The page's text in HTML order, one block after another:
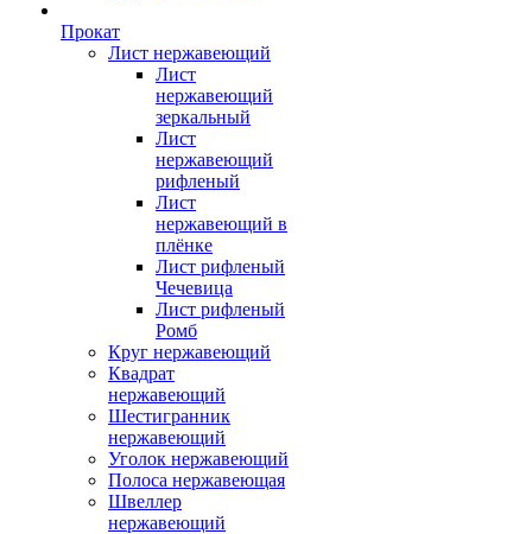
Прокат
Лист нержавеющий
Лист
нержавеющий
зеркальный
Лист
нержавеющий
рифленый
Лист
нержавеющий в
плёнке
Лист рифленый
Чечевица
Лист рифленый
Ромб
Круг нержавеющий
Квадрат
нержавеющий
Шестигранник
нержавеющий
Уголок нержавеющий
Полоса нержавеющая
Швеллер
нержавеющий